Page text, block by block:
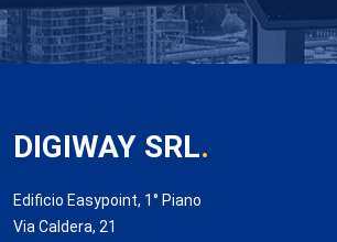
DIGIWAY SRL.
Edificio Easypoint, 1° Piano
Via Caldera, 21